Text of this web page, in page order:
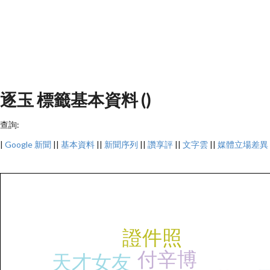
逐玉 標籤基本資料 ()
查詢:
| Google 新聞 || 基本資料 || 新聞序列 || 讚享評 || 文字雲 || 媒體立場差異
付辛博
證件照
天才女友